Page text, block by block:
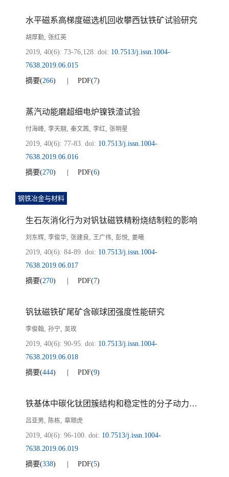
水平磁系高梯度磁选机回收攀西钛铁矿试验研究
胡厚勤, 张红英
2019, 40(6): 73-76,128. doi: 10.7513/j.issn.1004-
7638.2019.06.015
摘要(266) PDF(7)
蒸汽动能磨超细电炉镍铁渣试验
付海峰, 李天翮, 秦文茜, 李红, 张明星
2019, 40(6): 77-83. doi: 10.7513/j.issn.1004-
7638.2019.06.016
摘要(270) PDF(6)
钢铁冶金与材料
生石灰消化行为对钒钛磁铁精粉烧结制粒的影响
刘东辉, 李俊华, 张建良, 王广伟, 彭悦, 姜曦
2019, 40(6): 84-89. doi: 10.7513/j.issn.1004-
7638.2019.06.017
摘要(270) PDF(7)
钒钛磁铁矿尾矿含碳球团强度性能研究
李俊翰, 孙宁, 吴玫
2019, 40(6): 90-95. doi: 10.7513/j.issn.1004-
7638.2019.06.018
摘要(444) PDF(9)
铁基体中碳化钛团簇结构和稳定性的分子动力学研究
吕亚男, 陈栋, 章顺虎
2019, 40(6): 96-100. doi: 10.7513/j.issn.1004-
7638.2019.06.019
摘要(338) PDF(5)